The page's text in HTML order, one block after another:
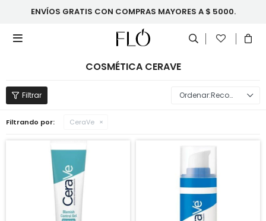
ENVÍOS GRATIS CON COMPRAS MAYORES A $ 5000.

COSMÉTICA CERAVE
Recomendados
Filtrando por: CeraVe